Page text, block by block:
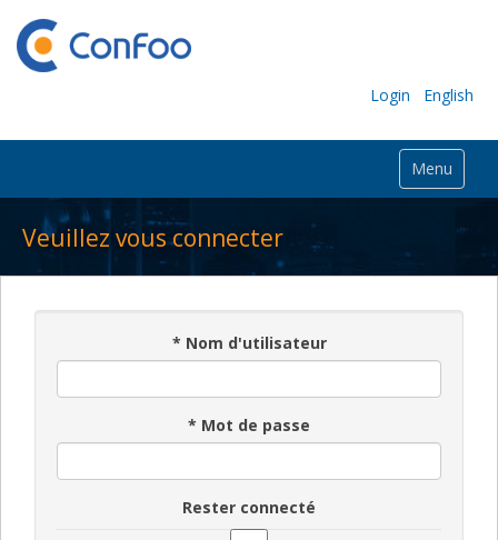
Login English
Menu
Veuillez vous connecter
* Nom d'utilisateur
* Mot de passe
Rester connecté